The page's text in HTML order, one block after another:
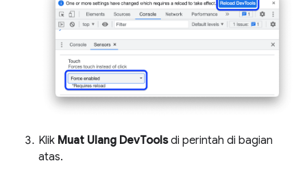
Klik Muat Ulang DevToolsdi perintah di bagian
atas.